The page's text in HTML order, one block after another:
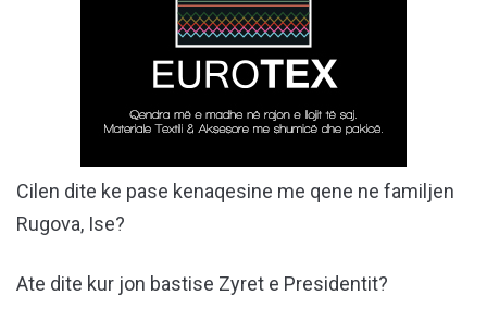
Cilen dite ke pase kenaqesine me qene ne familjen
Rugova, Ise?
Ate dite kur jon bastise Zyret e Presidentit?